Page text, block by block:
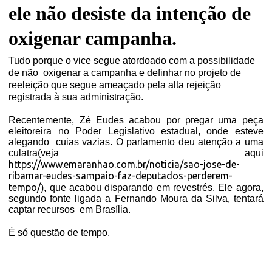
ele não desiste da intenção de
oxigenar campanha.
Tudo porque o vice segue atordoado com a possibilidade
de não oxigenar a campanha e definhar no projeto de
reeleição que segue ameaçado pela alta rejeição
registrada à sua administração.
Recentemente, Zé Eudes acabou por pregar uma peça
eleitoreira no Poder Legislativo estadual, onde esteve
alegando
cuias vazias. O parlamento deu atenção a uma
culatra(veja aqui
https://www.emaranhao.com.br/noticia/sao-jose-de-
ribamar-eudes-sampaio-faz-deputados-perderem-
tempo/), que acabou disparando em revestrés. Ele agora,
segundo fonte ligada a Fernando Moura da Silva, tentará
captar recursos em Brasília.
É só questão de tempo.